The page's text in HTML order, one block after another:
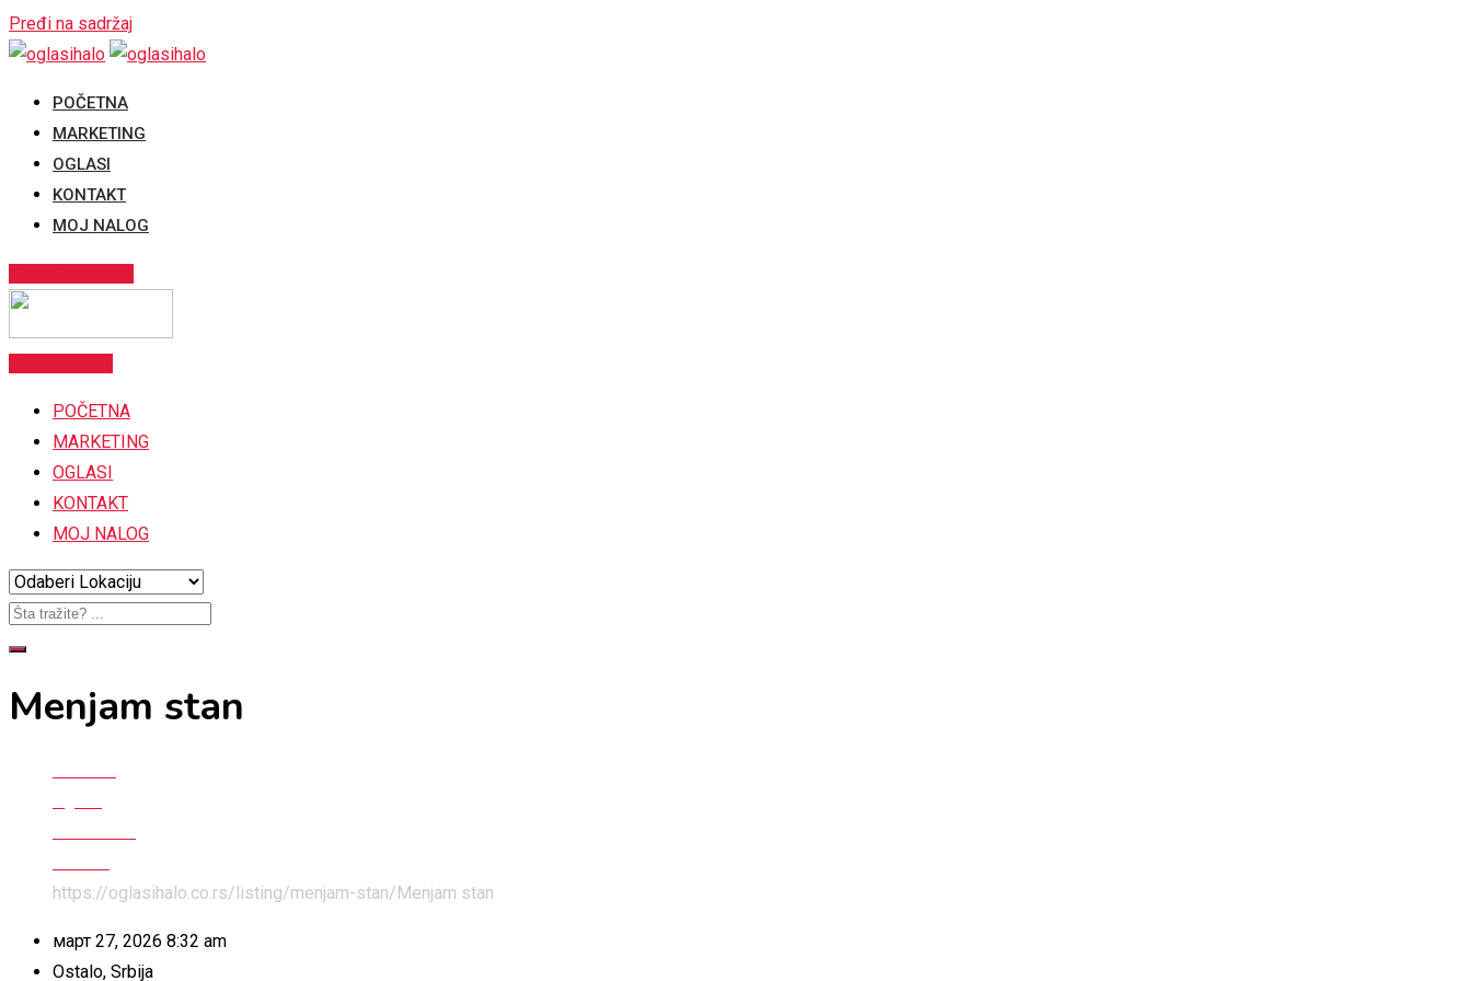
Pređi na sadržaj
POČETNA
MARKETING
OGLASI
KONTAKT
MOJ NALOG
POČETNA
MARKETING
OGLASI
KONTAKT
MOJ NALOG
Menjam stan
https://oglasihalo.co.rs/listing/menjam-stan/ Menjam stan
март 27, 2026 8:32 am
Ostalo, Srbija